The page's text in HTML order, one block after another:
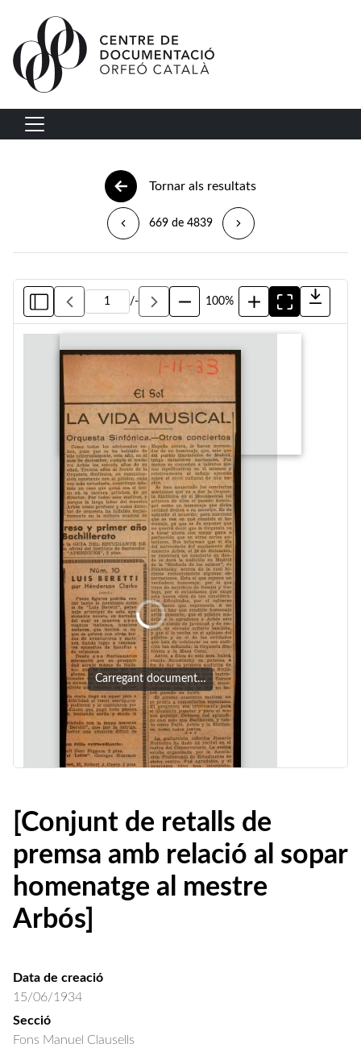
Vés al contingut
Navegació principal
Tornar als resultats
669 de 4839
/- 100%
Carregant document…
[Conjunt de retalls de
premsa amb relació al sopar
homenatge al mestre
Arbós]
Data de creació
15/06/1934
Secció
Fons Manuel Clausells